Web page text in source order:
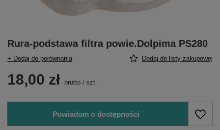
Rura-podstawa filtra powie.Dolpima PS280
+ Dodaj do porównania Dodaj do listy zakupowej
18,00 zł brutto / szt.
Powiadom o dostępności